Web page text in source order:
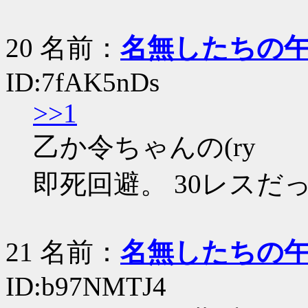
20 名前： 名無したちの
ID:7fAK5nDs
>>1
乙か令ちゃんの(ry
即死回避。 30レスだ
21 名前： 名無したちの
ID:b97NMTJ4